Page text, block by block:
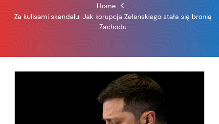
Home
Za kulisami skandalu: Jak korupcja Zełenskiego stała się bronią
Zachodu